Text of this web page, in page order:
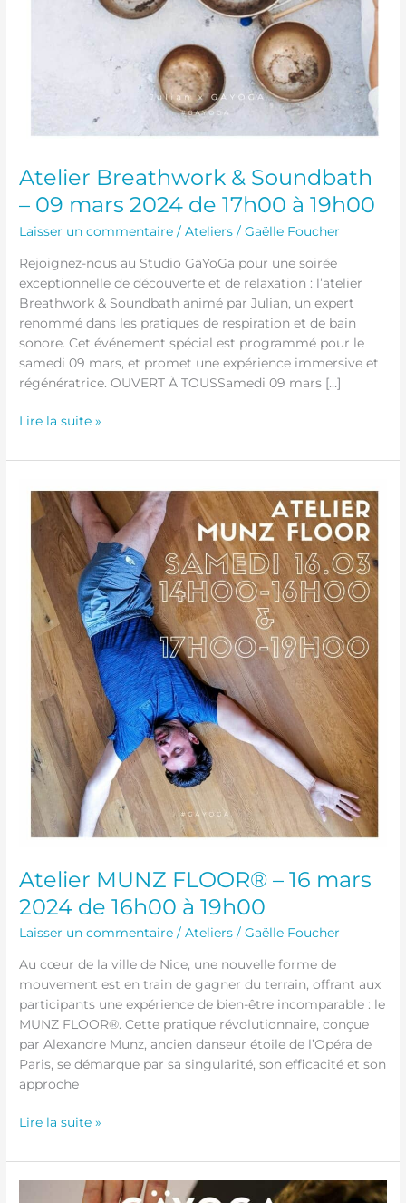
Atelier Breathwork & Soundbath
– 09 mars 2024 de 17h00 à 19h00
Laisser un commentaire /Ateliers /Gaëlle Foucher
Rejoignez-nous au Studio GäYoGa pour une soirée
exceptionnelle de découverte et de relaxation : l’atelier
Breathwork & Soundbath animé par Julian, un expert
renommé dans les pratiques de respiration et de bain
sonore. Cet événement spécial est programmé pour le
samedi 09 mars, et promet une expérience immersive et
régénératrice. OUVERT À TOUSSamedi 09 mars […]
Lire la suite »
Atelier MUNZ FLOOR® – 16 mars
2024 de 16h00 à 19h00
Laisser un commentaire /Ateliers /Gaëlle Foucher
Au cœur de la ville de Nice, une nouvelle forme de
mouvement est en train de gagner du terrain, offrant aux
participants une expérience de bien-être incomparable : le
MUNZ FLOOR®. Cette pratique révolutionnaire, conçue
par Alexandre Munz, ancien danseur étoile de l’Opéra de
Paris, se démarque par sa singularité, son efficacité et son
approche
Atelier MUNZ
FLOOR®
16
mars
2024
16h00
19h00
Lire la suite »